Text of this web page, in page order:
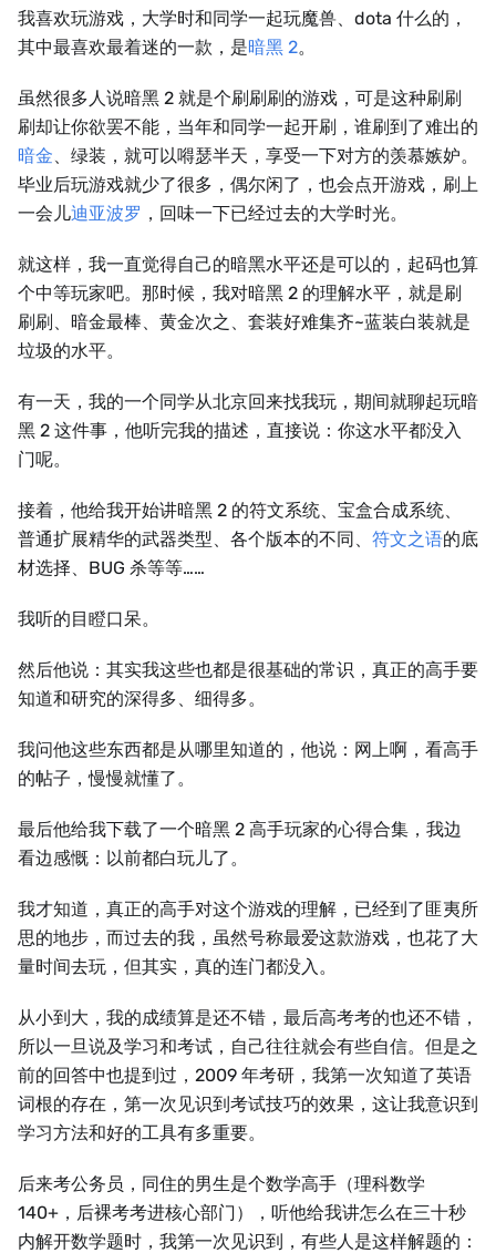
我喜欢玩游戏，大学时和同学一起玩魔兽、dota 什么的，
其中最喜欢最着迷的一款，是暗黑 2。
虽然很多人说暗黑 2 就是个刷刷刷的游戏，可是这种刷刷
刷却让你欲罢不能，当年和同学一起开刷，谁刷到了难出的
暗金、绿装，就可以嘚瑟半天，享受一下对方的羡慕嫉妒。
毕业后玩游戏就少了很多，偶尔闲了，也会点开游戏，刷上
一会儿迪亚波罗 ，回味一下已经过去的大学时光。
就这样，我一直觉得自己的暗黑水平还是可以的，起码也算
个中等玩家吧。那时候，我对暗黑 2 的理解水平，就是刷
刷刷、暗金最棒、黄金次之、套装好难集齐~蓝装白装就是
垃圾的水平。
有一天，我的一个同学从北京回来找我玩，期间就聊起玩暗
黑 2 这件事，他听完我的描述，直接说：你这水平都没入
门呢。
接着，他给我开始讲暗黑 2 的符文系统、宝盒合成系统、
普通扩展精华的武器类型、各个版本的不同、 符文之语的底
材选择、BUG 杀等等……
我听的目瞪口呆。
然后他说：其实我这些也都是很基础的常识，真正的高手要
知道和研究的深得多、细得多。
我问他这些东西都是从哪里知道的，他说：网上啊，看高手
的帖子，慢慢就懂了。
最后他给我下载了一个暗黑 2 高手玩家的心得合集，我边
看边感慨：以前都白玩儿了。
我才知道，真正的高手对这个游戏的理解，已经到了匪夷所
思的地步，而过去的我，虽然号称最爱这款游戏，也花了大
量时间去玩，但其实，真的连门都没入。
从小到大，我的成绩算是还不错，最后高考考的也还不错，
所以一旦说及学习和考试，自己往往就会有些自信。但是之
前的回答中也提到过，2009 年考研，我第一次知道了英语
词根的存在，第一次见识到考试技巧的效果，这让我意识到
学习方法和好的工具有多重要。
后来考公务员，同住的男生是个数学高手（理科数学
140+，后裸考考进核心部门），听他给我讲怎么在三十秒
内解开数学题时，我第一次见识到，有些人是这样解题的：